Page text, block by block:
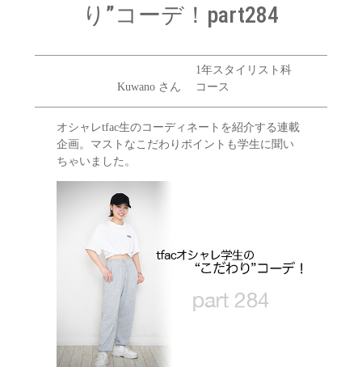
り”コーデ！part284
Kuwano さん
1年スタイリスト科
コース
オシャレtfac生のコーディネートを紹介する連載
企画。マストなこだわりポイントも学生に聞い
ちゃいました。